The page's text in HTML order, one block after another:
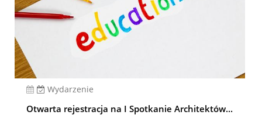
Wydarzenie
Otwarta rejestracja na I Spotkanie Architektów...